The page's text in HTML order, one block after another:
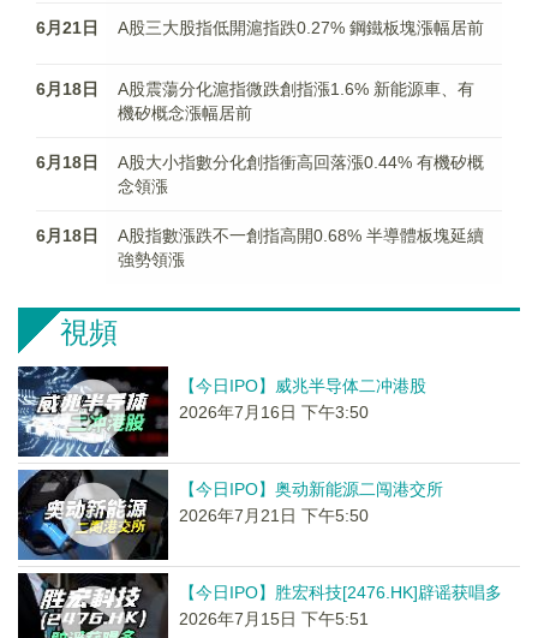
6月21日 A股三大股指低開滬指跌0.27% 鋼鐵板塊漲幅居前
6月18日
A股震蕩分化滬指微跌創指漲1.6% 新能源車、有
機矽概念漲幅居前
6月18日
A股大小指數分化創指衝高回落漲0.44% 有機矽概
念領漲
6月18日
A股指數漲跌不一創指高開0.68% 半導體板塊延續
強勢領漲
視頻
【今日IPO】威兆半导体二冲港股
2026年7月16日 下午3:50
【今日IPO】奥动新能源二闯港交所
2026年7月21日 下午5:50
【今日IPO】胜宏科技[2476.HK]辟谣获唱多
2026年7月15日 下午5:51